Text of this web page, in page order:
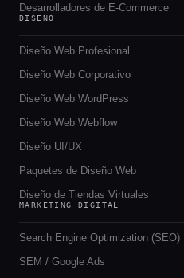
Desarrolladores de E-Commerce
DISEÑO
Diseño Web Profesional
Diseño Web Corporativo
Diseño Web WordPress
Diseño Web Webflow
Diseño UI/UX
Paquetes de Diseño Web
Diseño de Tiendas Virtuales
MARKETING DIGITAL
Search Engine Optimization (SEO)
SEM / Google Ads